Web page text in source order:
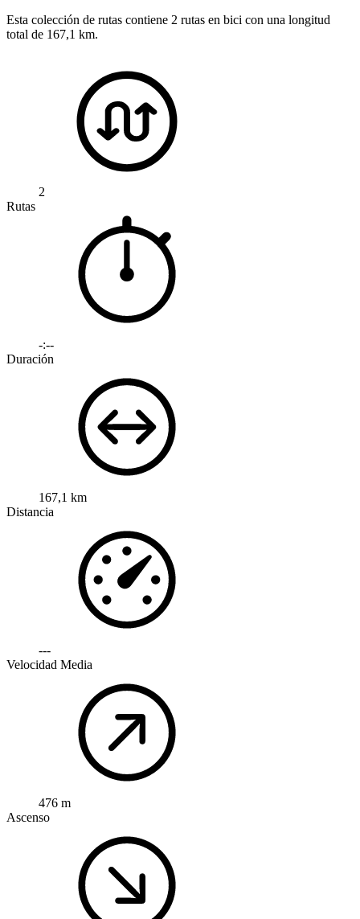
Esta colección de rutas contiene 2 rutas en bici con una longitud
total de 167,1 km.
2
Rutas
-:--
Duración
167,1 km
Distancia
---
Velocidad Media
476 m
Ascenso